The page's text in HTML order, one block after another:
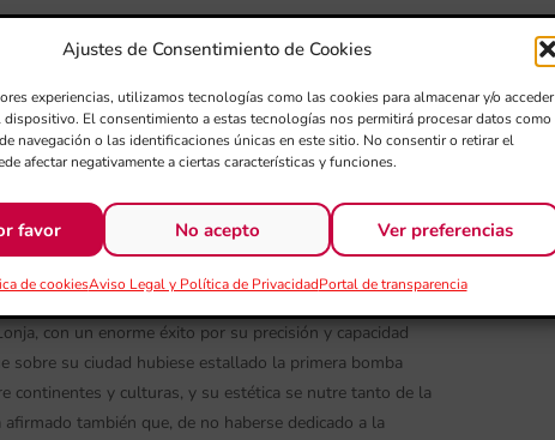
Ajustes de Consentimiento de Cookies
experiencias, utilizamos tecnologías como las cookies para almacenar y/o acceder
El consentimiento a estas tecnologías nos permitirá procesar datos como
navegación o las identificaciones únicas en este sitio. No consentir o retirar el
afectar negativamente a ciertas características y funciones.
favor No acepto Ver preferencias
de cookiesAviso Legal y Política de PrivacidadPortal de transparencia
del Palau de la Música y de la Orquesta de
para violín y orquesta “Genesis” fue escrito
de la violinista. La partitura plasma musicalmente el
años por Sir Simon Rattle, actuó por primera vez en
con un enorme éxito por su precisión y capacidad
sobre su ciudad hubiese estallado la primera bomba
continentes y culturas, y su estética se nutre tanto de la
también que, de no haberse dedicado a la